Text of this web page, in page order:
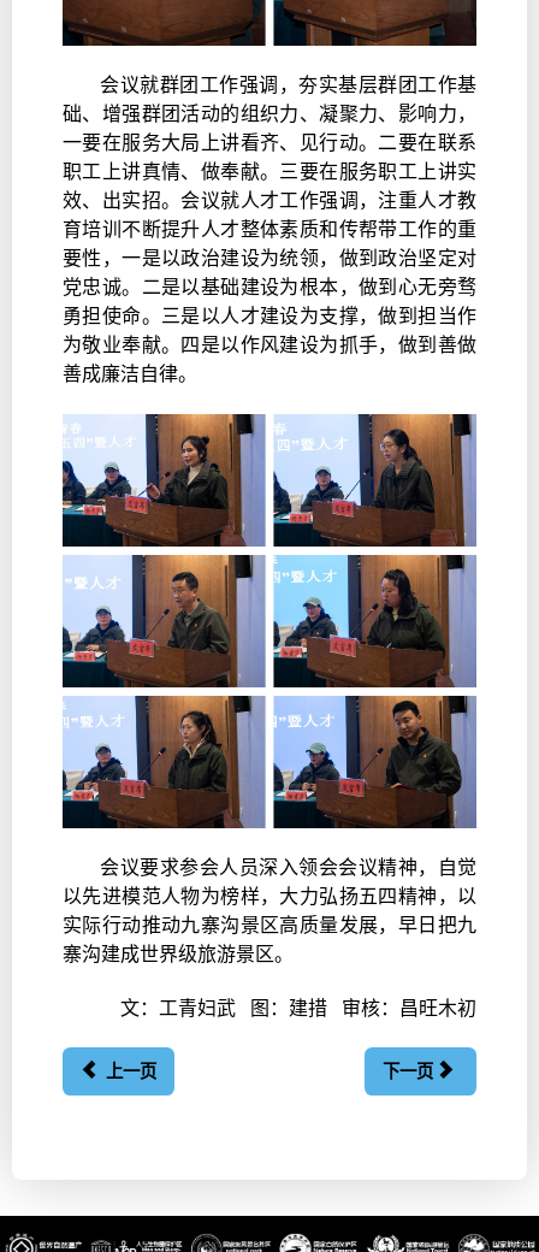
会议就群团工作强调，夯实基层群团工作基
础、增强群团活动的组织力、凝聚力、影响力，
一要在服务大局上讲看齐、见行动。二要在联系
职工上讲真情、做奉献。三要在服务职工上讲实
效、出实招。会议就人才工作强调，注重人才教
育培训不断提升人才整体素质和传帮带工作的重
要性，一是以政治建设为统领，做到政治坚定对
党忠诚。二是以基础建设为根本，做到心无旁骛
勇担使命。三是以人才建设为支撑，做到担当作
为敬业奉献。四是以作风建设为抓手，做到善做
善成廉洁自律。
会议要求参会人员深入领会会议精神，自觉
以先进模范人物为榜样，大力弘扬五四精神，以
实际行动推动九寨沟景区高质量发展，早日把九
寨沟建成世界级旅游景区。
文：工青妇武 图：建措 审核：昌旺木初
上一页 下一页